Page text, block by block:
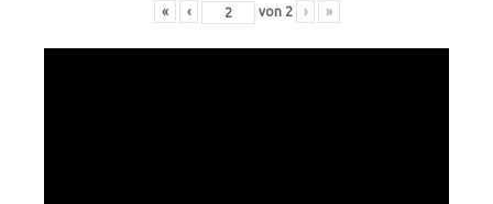
« ‹ von 2 › »